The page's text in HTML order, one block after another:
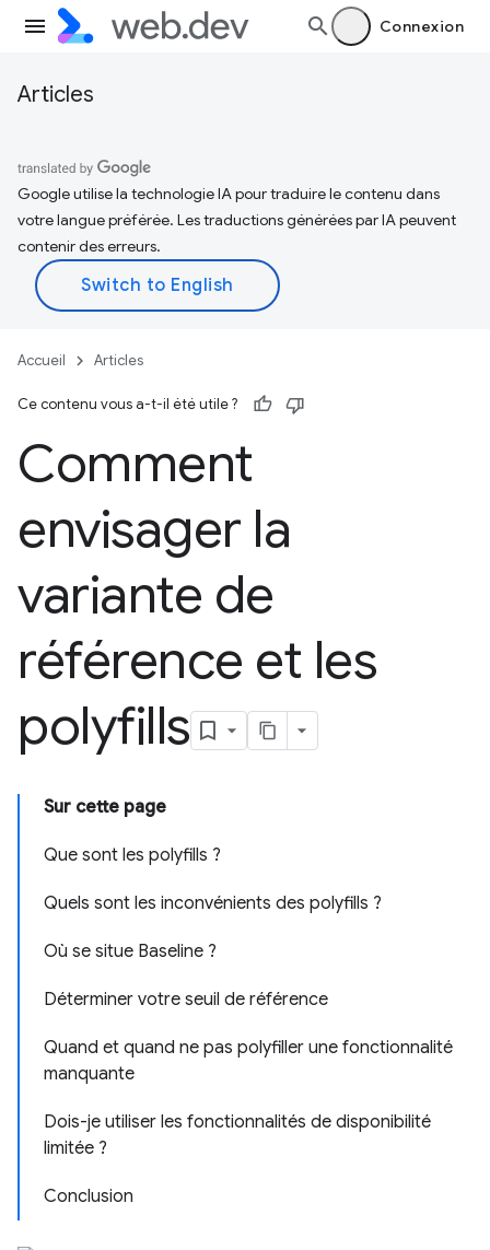
Connexion
Articles
Google utilise la technologie IA pour traduire le contenu dans
votre langue préférée. Les traductions générées par IA peuvent
contenir des erreurs.
Accueil Articles
Ce contenu vous a-t-il été utile ?
Comment
envisager la
variante de
référence et les
polyfills
Sur cette page
Que sont les polyfills ?
Quels sont les inconvénients des polyfills ?
Où se situe Baseline ?
Déterminer votre seuil de référence
Quand et quand ne pas polyfiller une fonctionnalité
manquante
Dois-je utiliser les fonctionnalités de disponibilité
limitée ?
Conclusion